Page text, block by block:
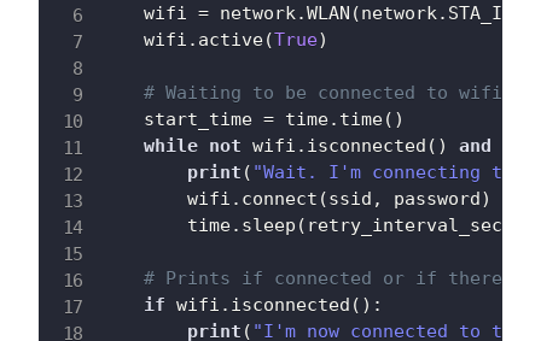
    wifi
= network.WLAN (network. STA_IF
    wifi
. active(True)
# Waiting to be connected to wifi
    start_time
= time. time( )
while not wifi . isconnected ( ) and
print ( "Wait. I'm connecting to
        wifi
. connect (ssid , password )
        time
. sleep ( retry_interval_sec
# Prints if connected or if there
if wifi . isconnected ( ) :
print ( "I'm now connected to